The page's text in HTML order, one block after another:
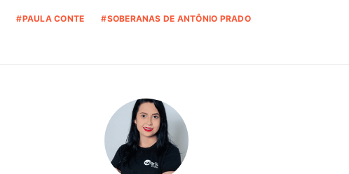
PAULA CONTE SOBERANAS DE ANTÔNIO PRADO